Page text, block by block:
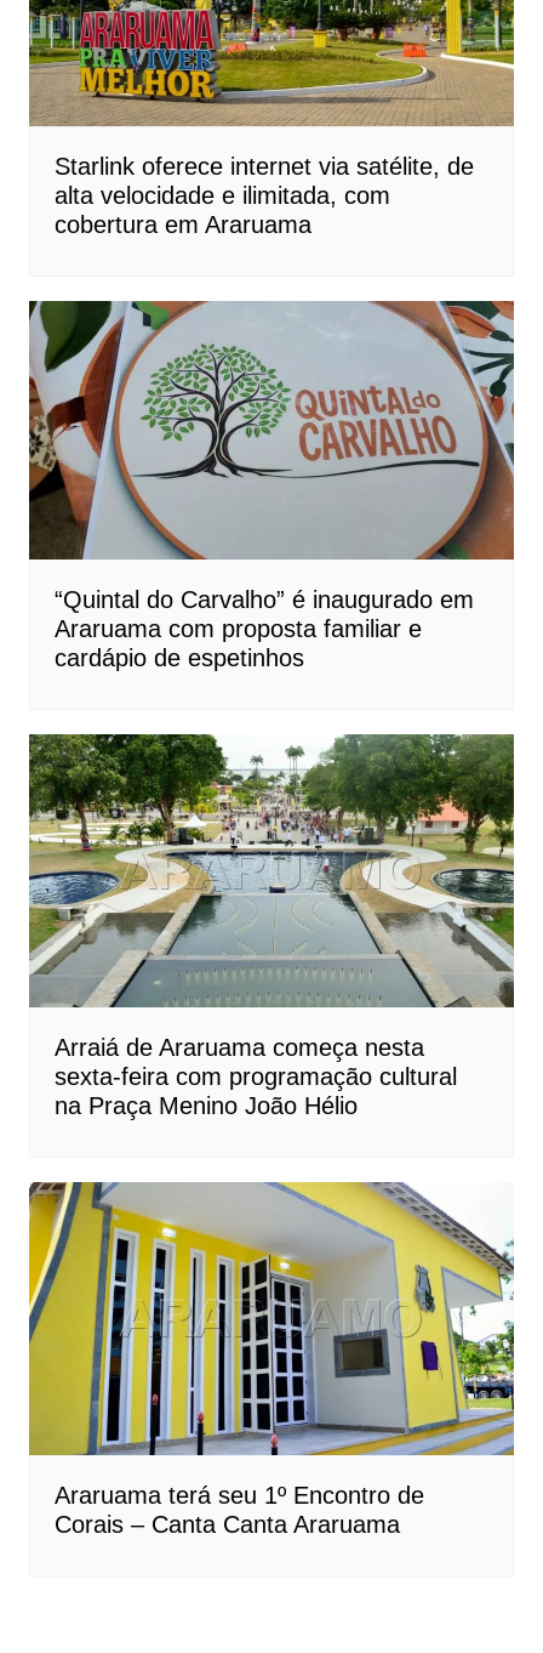
Starlink oferece internet via satélite, de
alta velocidade e ilimitada, com
cobertura em Araruama
“Quintal do Carvalho” é inaugurado em
Araruama com proposta familiar e
cardápio de espetinhos
Arraiá de Araruama começa nesta
sexta-feira com programação cultural
na Praça Menino João Hélio
Araruama terá seu 1º Encontro de
Corais – Canta Canta Araruama